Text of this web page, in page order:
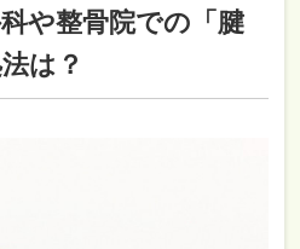
や整骨院での「腱
は？